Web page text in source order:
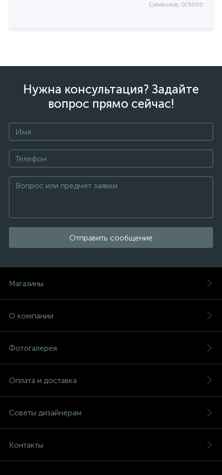
Символов: 0/3000
Нужна консультация? Задайте
вопрос прямо сейчас!
Отправить сообщение
Магазины
О компании
Фотогалерея
Оплата и доставка
Советы дизайнерам
Контакты